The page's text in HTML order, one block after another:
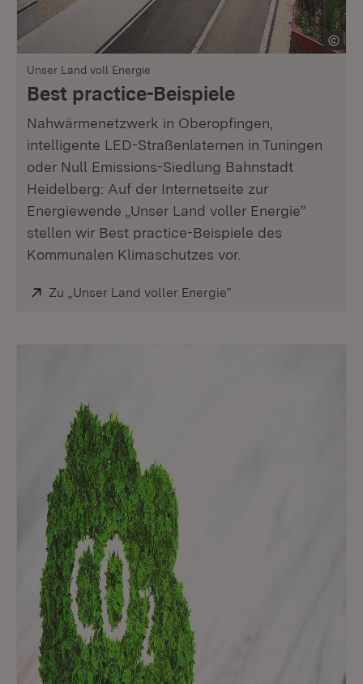
Unser Land voll Energie
Best practice-Beispiele
Nahwärmenetzwerk in Oberopfingen,
intelligente LED-Straßenlaternen in Tuningen
oder Null Emissions-Siedlung Bahnstadt
Heidelberg: Auf der Internetseite zur
Energiewende „Unser Land voller Energie”
stellen wir Best practice-Beispiele des
Kommunalen Klimaschutzes vor.
Extern:
Zu „Unser Land voller Energie”(Öffnet in neuem